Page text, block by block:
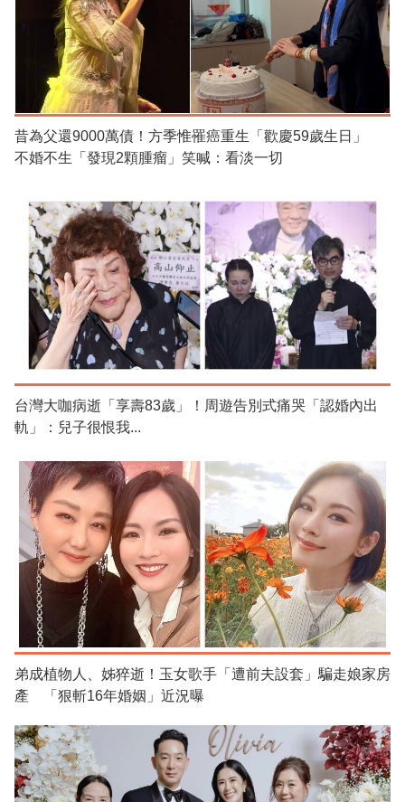
昔為父還9000萬債！方季惟罹癌重生「歡慶59歲生日」
不婚不生「發現2顆腫瘤」笑喊：看淡一切
台灣大咖病逝「享壽83歲」！周遊告別式痛哭「認婚內出
軌」：兒子很恨我...
弟成植物人、姊猝逝！玉女歌手「遭前夫設套」騙走娘家房
產 「狠斬16年婚姻」近況曝